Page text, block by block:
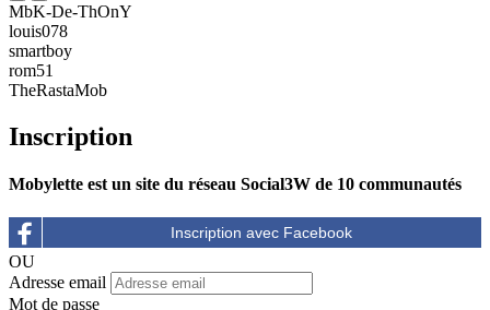
MbK-De-ThOnY
louis078
smartboy
rom51
TheRastaMob
Inscription
Mobylette est un site du réseau Social3W de 10 communautés
OU
Adresse email
Mot de passe